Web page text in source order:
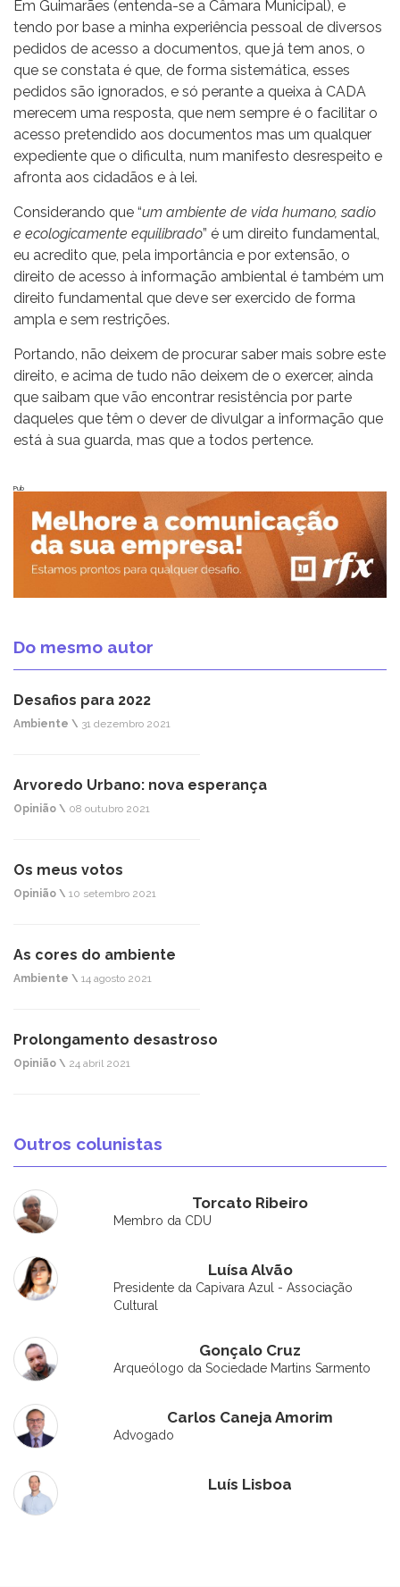
Em Guimarães (entenda-se a Câmara Municipal), e
tendo por base a minha experiência pessoal de diversos
pedidos de acesso a documentos, que já tem anos, o
que se constata é que, de forma sistemática, esses
pedidos são ignorados, e só perante a queixa à CADA
merecem uma resposta, que nem sempre é o facilitar o
acesso pretendido aos documentos mas um qualquer
expediente que o dificulta, num manifesto desrespeito e
afronta aos cidadãos e à lei.
Considerando que “um ambiente de vida humano, sadio
e ecologicamente equilibrado” é um direito fundamental,
eu acredito que, pela importância e por extensão, o
direito de acesso à informação ambiental é também um
direito fundamental que deve ser exercido de forma
ampla e sem restrições.
Portando, não deixem de procurar saber mais sobre este
direito, e acima de tudo não deixem de o exercer, ainda
que saibam que vão encontrar resistência por parte
daqueles que têm o dever de divulgar a informação que
está à sua guarda, mas que a todos pertence.
Pub
Do mesmo autor
Desafios para 2022
Ambiente \ 31 dezembro 2021
Arvoredo Urbano: nova esperança
Opinião \ 08 outubro 2021
Os meus votos
Opinião \ 10 setembro 2021
As cores do ambiente
Ambiente \ 14 agosto 2021
Prolongamento desastroso
Opinião \ 24 abril 2021
Outros colunistas
Torcato Ribeiro
Membro da CDU
Luísa Alvão
Presidente da Capivara Azul - Associação
Cultural
Gonçalo Cruz
Arqueólogo da Sociedade Martins Sarmento
Carlos Caneja Amorim
Advogado
Luís Lisboa